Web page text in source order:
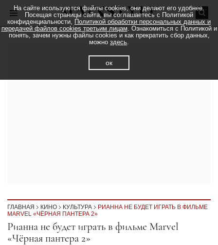
ГЛАВНАЯ КИНО КУЛЬТУРА
РИАННА НЕ БУДЕТ ИГРАТЬ В ФИЛЬМЕ
MARVEL «ЧЁРНАЯ ПАНТЕРА 2»
Секция статей
Рианна не будет играть в фильме Marvel
«Чёрная пантера 2»
На сайте исользуются файлы cookies, они делают его удобнее.
Посещая страницы сайта, вы соглашаетесь с Политикой
конфиденциальности, Политикой обработки персональных данных и
передачей файлов cookies третьим лицам. Ознакомиться с Политикой и
понять, зачем нужны файлы cookies и как прекратить сбор данных,
можно здесь.
ок